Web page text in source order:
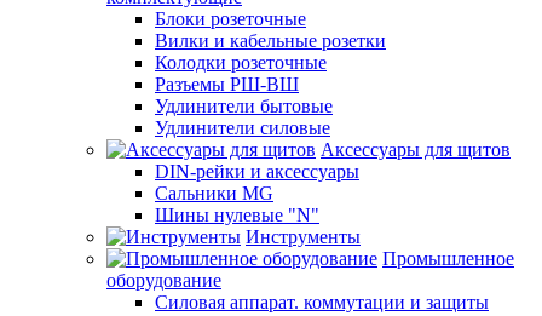
Блоки розеточные
Вилки и кабельные розетки
Колодки розеточные
Разъемы РШ-ВШ
Удлинители бытовые
Удлинители силовые
Аксессуары для щитов
DIN-рейки и аксессуары
Сальники MG
Шины нулевые "N"
Инструменты
Промышленное
оборудование
Силовая аппарат. коммутации и защиты